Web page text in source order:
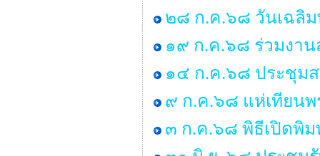
๒๘ ก.ค.๖๘ วันเฉลิม
๑๙ ก.ค.๖๘ ร่วมงา
๑๔ ก.ค.๖๘ ประชุม
๙ ก.ค.๖๘ แห่เทียน
๓ ก.ค.๖๘ พิธีเปิดพิ